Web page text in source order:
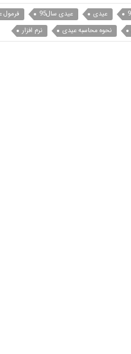
عیدی عیدی سال95 فرمول
نحوه محاسبه عیدی نرم افزار